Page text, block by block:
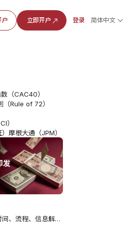
户 立即开户 登录 简体中文
（CAC40）
（Rule of 72）
）
摩根大通（JPM）
法人说明会形式、时间、流程、信息解读及对股价的影响